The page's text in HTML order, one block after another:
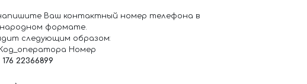
Ваш контактный номер телефона в
формате.
следующим образом:
Номер
176 22366899